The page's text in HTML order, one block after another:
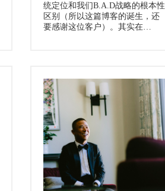
统定位和我们B.A.D战略的根本性
区别（所以这篇博客的诞生，还
要感谢这位客户）。其实在…